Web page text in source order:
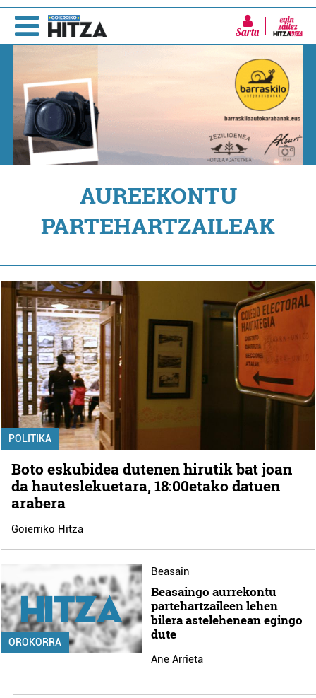
Sartu
AUREEKONTU
PARTEHARTZAILEAK
POLITIKA
Boto eskubidea dutenen hirutik bat joan
da hauteslekuetara, 18:00etako datuen
arabera
Goierriko Hitza
OROKORRA
Beasain
Beasaingo aurrekontu
partehartzaileen lehen
bilera astelehenean egingo
dute
Ane Arrieta